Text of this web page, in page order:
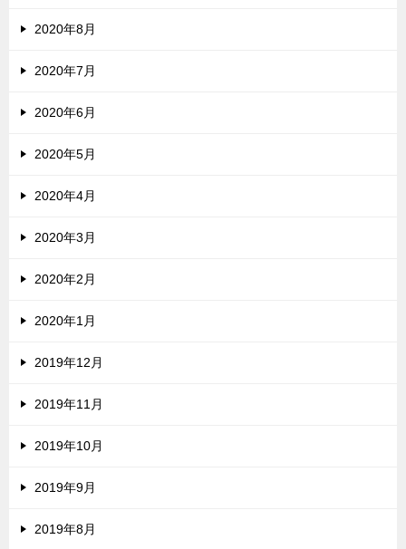
2020年8月
2020年7月
2020年6月
2020年5月
2020年4月
2020年3月
2020年2月
2020年1月
2019年12月
2019年11月
2019年10月
2019年9月
2019年8月